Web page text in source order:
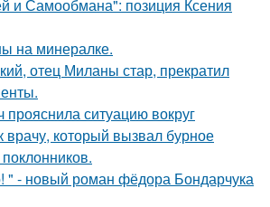
и Самообмана": позиция Ксения
на минералке.
отец Миланы стар, прекратил
прояснила ситуацию вокруг
врачу, который вызвал бурное
" - новый роман фёдора Бондарчука